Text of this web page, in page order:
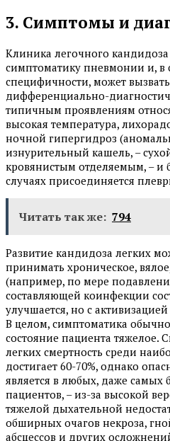
3. Симптомы и
Клиника легочного
симптоматику пневмонии и, в
специфичности, может
дифференциально-
типичным проявлениям
высокая температура,
ночной гипергидроз
изнурительный кашель, –
кровянистым отделяемым, – и
случаях присоединяется
Читать так же: 794
Развитие кандидоза легких
принимать хроническое,
(например, по мере
составляющей коинфекции
улучшается, но с
В целом, симптоматика
состояние пациента тяжелое.
легких смертность среди
достигает 60-70%, однако
является в любых, даже самых
пациентов, – из-за высокой
тяжелой дыхательной
обширных очагов некроза,
абсцессов и других